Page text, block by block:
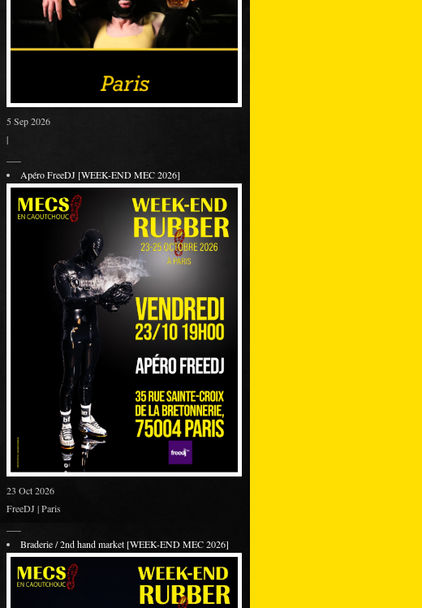
5 Sep 2026
|
Apéro FreeDJ [WEEK-END MEC 2026]
23 Oct 2026
FreeDJ | Paris
Braderie / 2nd hand market [WEEK-END MEC 2026]